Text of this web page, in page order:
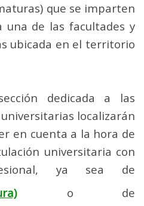
que se imparten
una de las facultades y
ubicada en el territorio
dedicada a las
localizarán
en cuenta a la hora de
universitaria con
ya sea de
o de